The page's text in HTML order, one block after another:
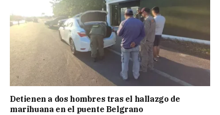
Detienen a dos hombres tras el hallazgo de
marihuana en el puente Belgrano